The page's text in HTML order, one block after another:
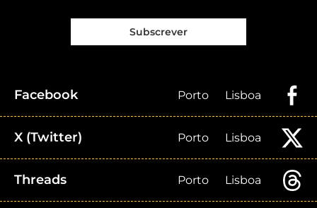
Subscrever
Facebook Porto Lisboa
X (Twitter) Porto Lisboa
Threads Porto Lisboa